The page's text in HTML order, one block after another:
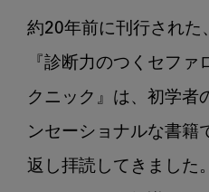
約20年前に刊行された
『診断力のつくセフ
クニック』は、初学者
ンセーショナルな書籍
返し拝読してきました